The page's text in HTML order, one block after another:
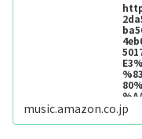
music.amazon.co.jp